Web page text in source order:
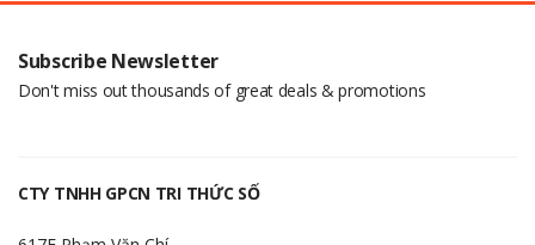
Subscribe Newsletter
Don't miss out thousands of great deals & promotions
CTY TNHH GPCN TRI THỨC SỐ